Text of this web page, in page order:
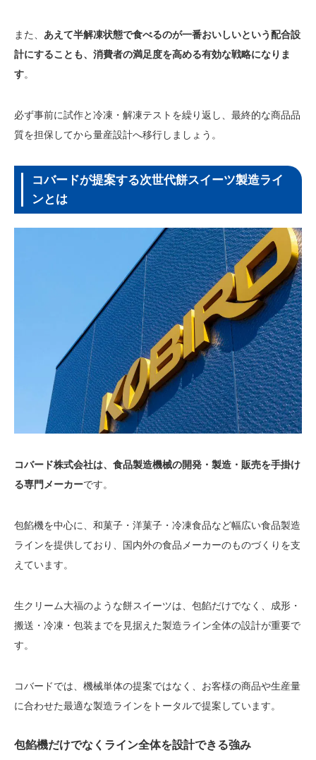
また、 あえて半解凍状態で食べるのが一番おいしいという配合設
計にすることも、消費者の満足度を高める有効な戦略になりま
す。
必ず事前に試作と冷凍・解凍テストを繰り返し、最終的な商品品
質を担保してから量産設計へ移行しましょう。
コバードが提案する次世代餅スイーツ製造ライ
ンとは
コバード株式会社は、食品製造機械の開発・製造・販売を手掛け
る専門メーカーです。
包餡機を中心に、和菓子・洋菓子・冷凍食品など幅広い食品製造
ラインを提供しており、国内外の食品メーカーのものづくりを支
えています。
生クリーム大福のような餅スイーツは、包餡だけでなく、成形・
搬送・冷凍・包装までを見据えた製造ライン全体の設計が重要で
す。
コバードでは、機械単体の提案ではなく、お客様の商品や生産量
に合わせた最適な製造ラインをトータルで提案しています。
包餡機だけでなくライン全体を設計できる強み